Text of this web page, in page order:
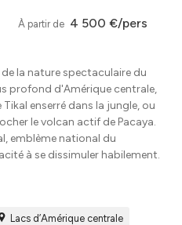
À partir de 4 500 €/pers
la nature spectaculaire du
profond d'Amérique centrale,
enserré dans la jungle, ou
le volcan actif de Pacaya.
emblème national du
à se dissimuler habilement.
Lacs d’Amérique centrale